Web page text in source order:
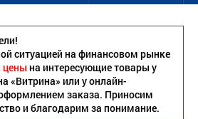
ситуацией на финансовом рынке
цены на интересующие товары у
«Витрина» или у онлайн-
заказа. Приносим
и благодарим за понимание.